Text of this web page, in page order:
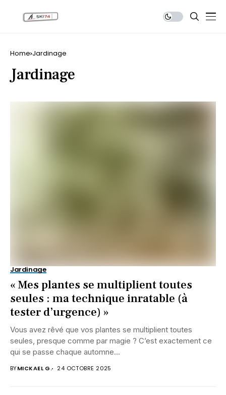
Home Jardinage
Jardinage
Jardinage
« Mes plantes se multiplient toutes
seules : ma technique inratable (à
tester d’urgence) »
Vous avez rêvé que vos plantes se multiplient toutes
seules, presque comme par magie ? C’est exactement ce
qui se passe chaque automne...
BYMICKAEL G. 24 OCTOBRE 2025